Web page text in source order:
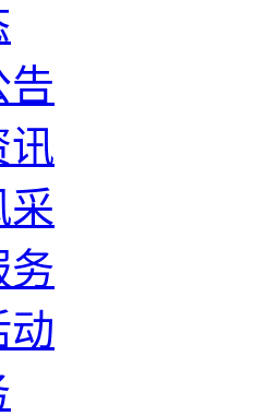
告
讯
采
务
动